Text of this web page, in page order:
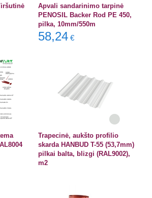
Apvali sandarinimo tarpinė
PENOSIL Backer Rod PE 450,
pilka, 10mm/550m
58,24 €
Trapecinė, aukšto profilio
skarda HANBUD T-55 (53,7mm)
pilkai balta, blizgi (RAL9002),
m2